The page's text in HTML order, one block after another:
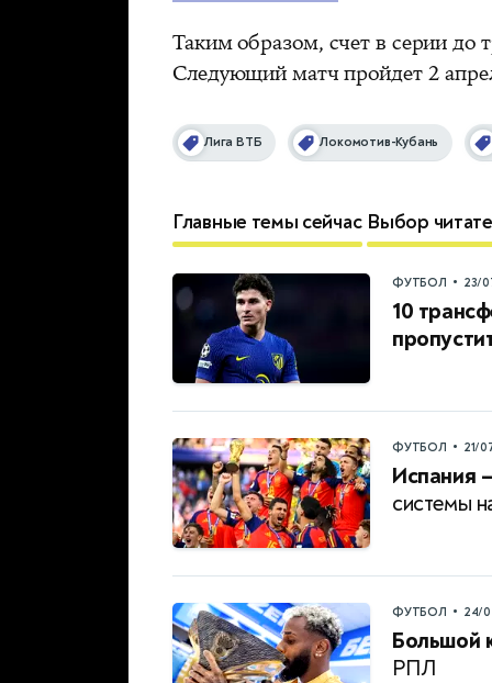
Таким образом, счет в серии до
Следующий матч пройдет 2
Лига ВТБ Локомотив-Кубань
Главные темы сейчас Выбор
ФУТБОЛ • 23/
10
ФУТБОЛ • 21/
Испания
системы
ФУТБОЛ • 24/
Большой
РПЛ